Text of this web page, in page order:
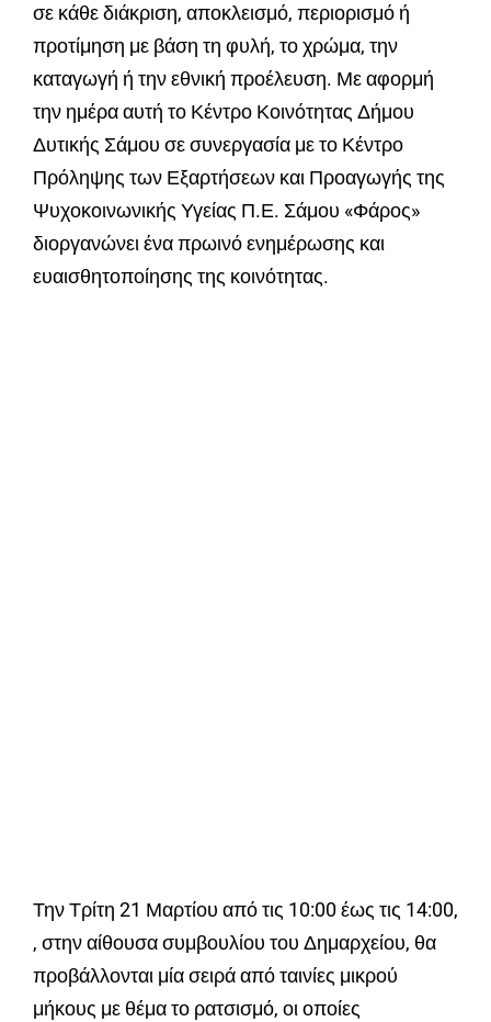
σε κάθε διάκριση, αποκλεισμό, περιορισμό ή
προτίμηση με βάση τη φυλή, το χρώμα, την
καταγωγή ή την εθνική προέλευση. Με αφορμή
την ημέρα αυτή το Κέντρο Κοινότητας Δήμου
Δυτικής Σάμου σε συνεργασία με το Κέντρο
Πρόληψης των Εξαρτήσεων και Προαγωγής της
Ψυχοκοινωνικής Υγείας Π.Ε. Σάμου «Φάρος»
διοργανώνει ένα πρωινό ενημέρωσης και
ευαισθητοποίησης της κοινότητας.
Την Τρίτη 21 Μαρτίου από τις 10:00 έως τις 14:00,
, στην αίθουσα συμβουλίου του Δημαρχείου, θα
προβάλλονται μία σειρά από ταινίες μικρού
μήκους με θέμα το ρατσισμό, οι οποίες